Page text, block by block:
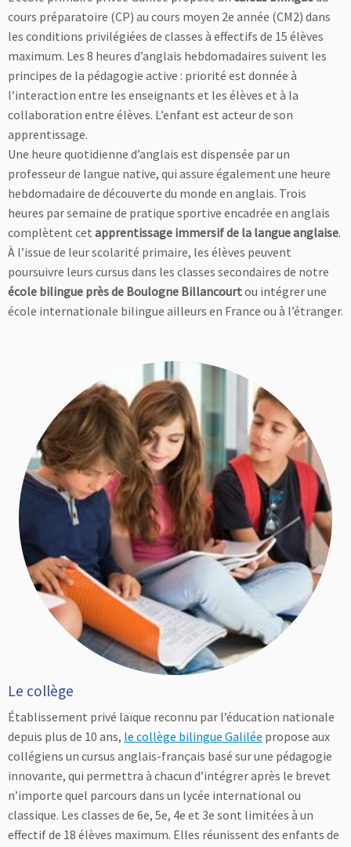
cours préparatoire (CP) au cours moyen 2e année (CM2) dans
les conditions privilégiées de classes à effectifs de 15 élèves
maximum. Les 8 heures d’anglais hebdomadaires suivent les
principes de la pédagogie active : priorité est donnée à
l’interaction entre les enseignants et les élèves et à la
collaboration entre élèves. L’enfant est acteur de son
apprentissage.
Une heure quotidienne d’anglais est dispensée par un
professeur de langue native, qui assure également une heure
hebdomadaire de découverte du monde en anglais. Trois
heures par semaine de pratique sportive encadrée en anglais
complètent cet apprentissage immersif de la langue anglaise.
À l’issue de leur scolarité primaire, les élèves peuvent
poursuivre leurs cursus dans les classes secondaires de notre
école bilingue près de Boulogne Billancourtou intégrer une
école internationale bilingue ailleurs en France ou à l’étranger.
Le collège
Établissement privé laïque reconnu par l’éducation nationale
depuis plus de 10 ans, le collège bilingue Galilée propose aux
collégiens un cursus anglais-français basé sur une pédagogie
innovante, qui permettra à chacun d’intégrer après le brevet
n’importe quel parcours dans un lycée international ou
classique. Les classes de 6e, 5e, 4e et 3e sont limitées à un
effectif de 18 élèves maximum. Elles réunissent des enfants de